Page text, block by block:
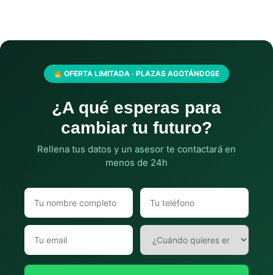
OFERTA LIMITADA · PLAZAS AGOTÁNDOSE
¿A qué esperas para
cambiar tu futuro?
Rellena tus datos y un asesor te contactará en
menos de 24h